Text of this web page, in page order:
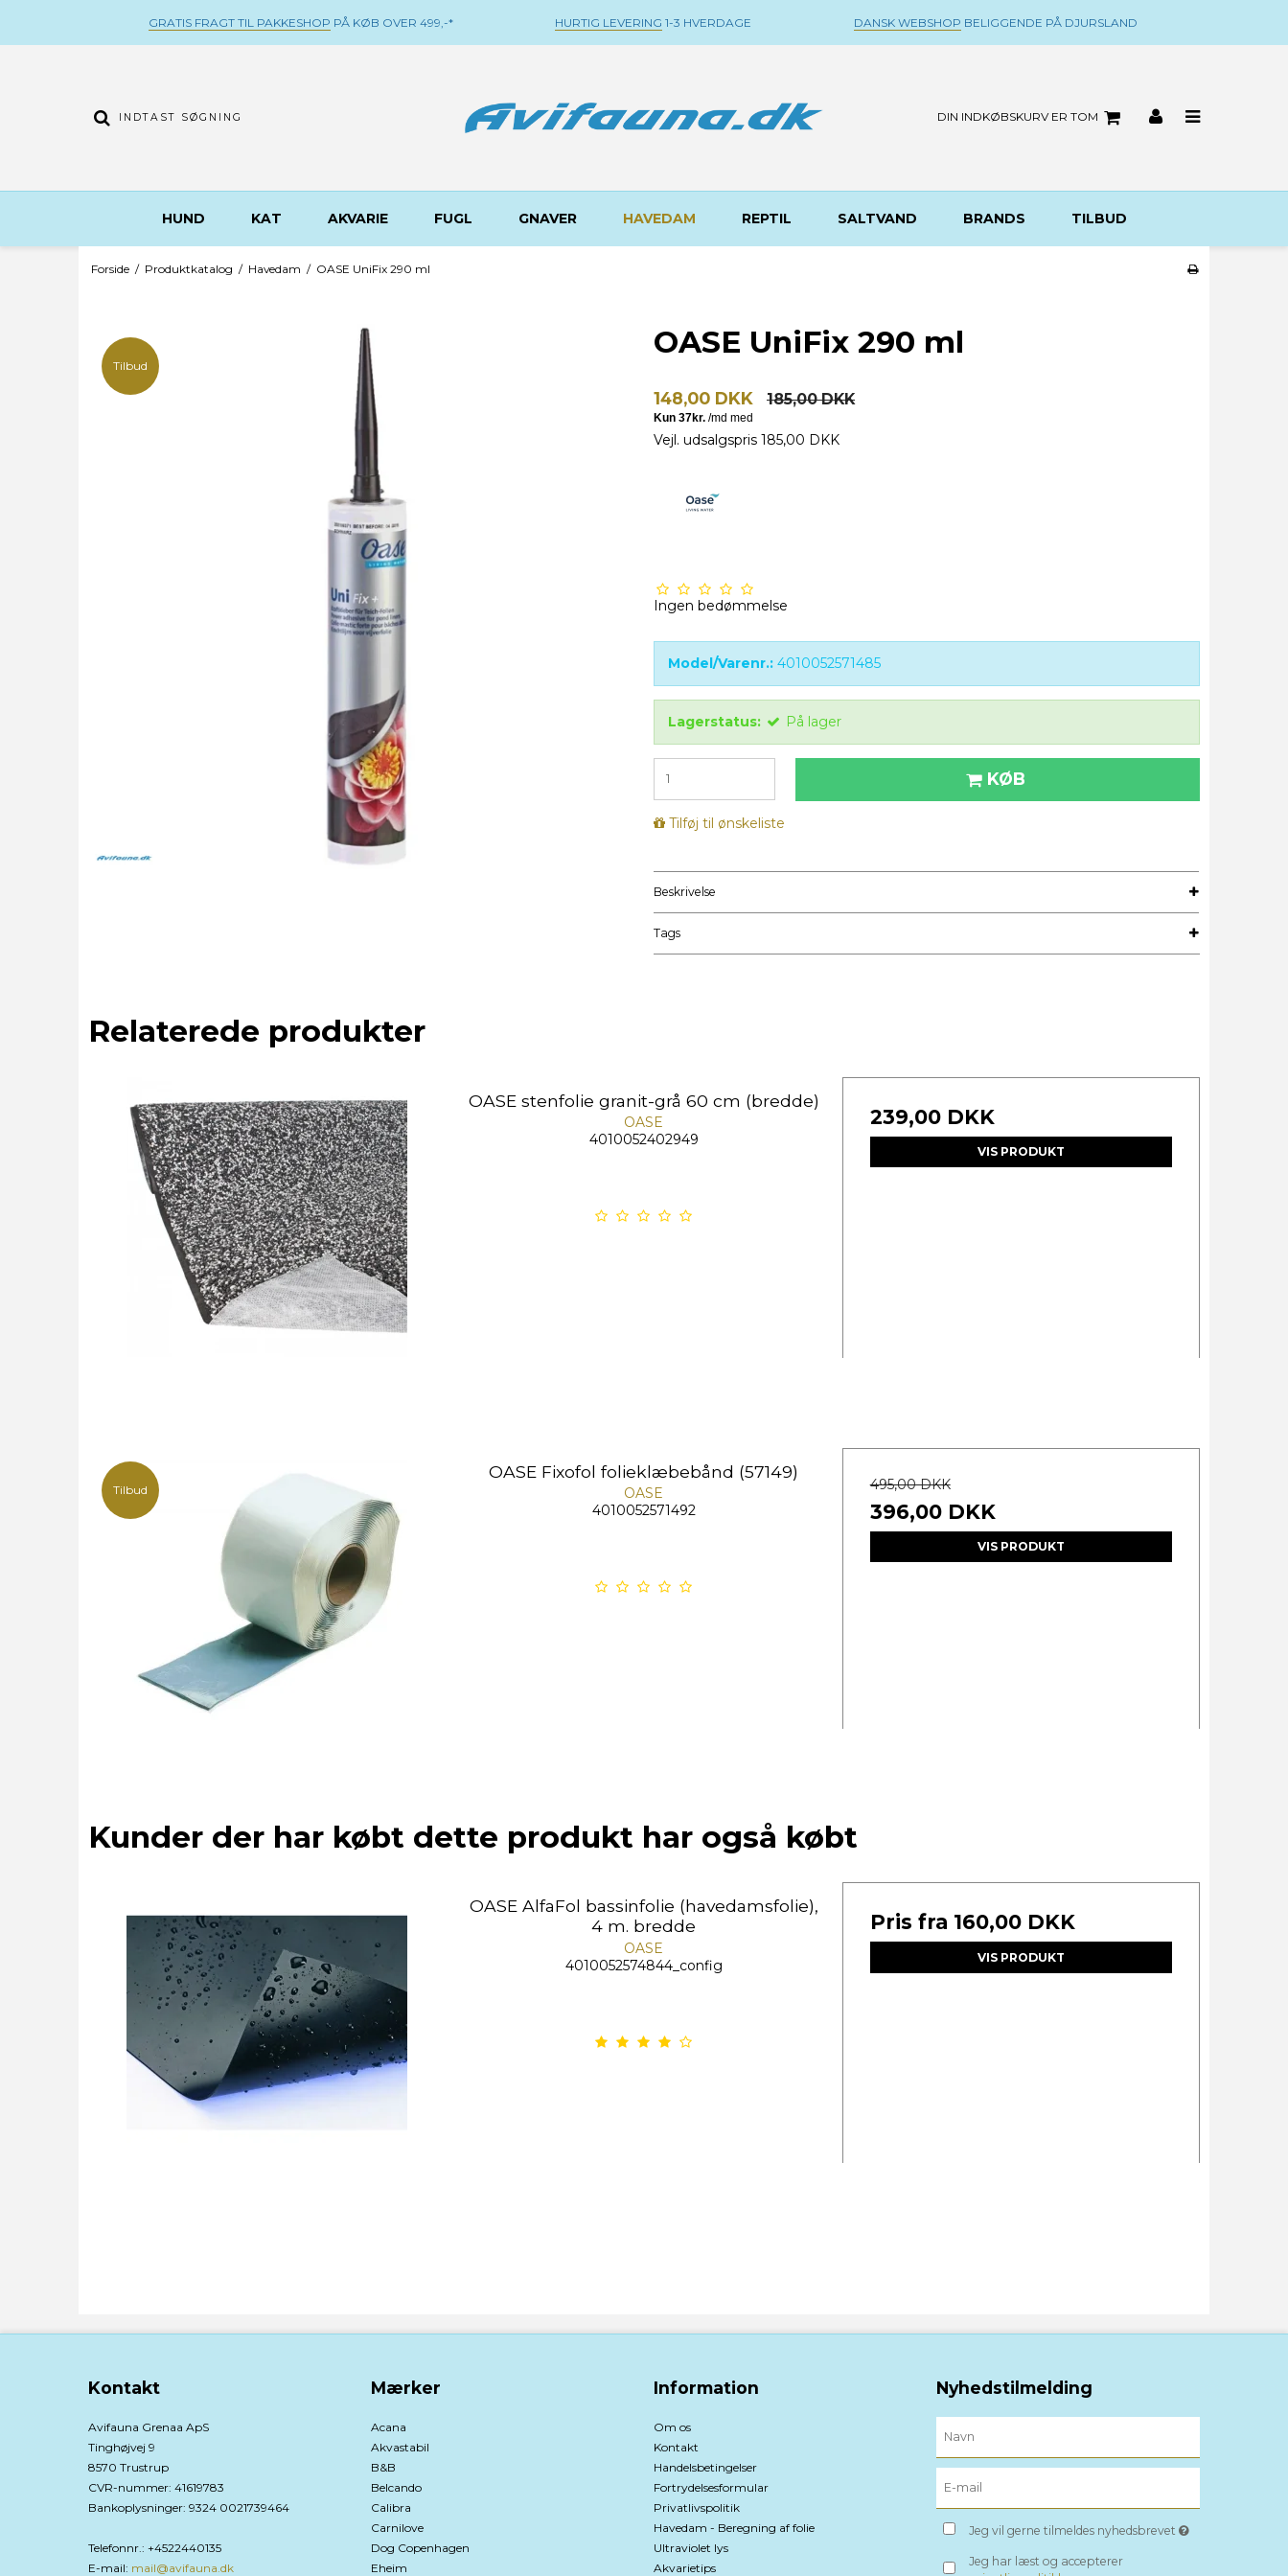
GRATIS FRAGT TIL PAKKESHOP PÅ KØB OVER 499,-* HURTIG LEVERING 1-3 HVERDAGE DANSK WEBSHOP BELIGGENDE PÅ DJURSLAND
DIN INDKØBSKURV ER TOM
HUND KAT AKVARIE FUGL GNAVER HAVEDAM REPTIL SALTVAND BRANDS TILBUD
Forside / Produktkatalog / Havedam / OASE UniFix 290 ml
Tilbud
OASE UniFix 290 ml
148,00 DKK 185,00 DKK
Vejl. udsalgspris 185,00 DKK
Ingen bedømmelse
Model/Varenr.: 4010052571485
Lagerstatus: På lager
KØB
Tilføj til ønskeliste
Beskrivelse
Tags
Relaterede produkter
OASE stenfolie granit-grå 60 cm (bredde)
OASE
4010052402949
239,00 DKK
VIS PRODUKT
Tilbud
OASE Fixofol folieklæbebånd (57149)
OASE
4010052571492
495,00 DKK
396,00 DKK
VIS PRODUKT
Kunder der har købt dette produkt har også købt
OASE AlfaFol bassinfolie (havedamsfolie),
4 m. bredde
OASE
4010052574844_config
Pris fra 160,00 DKK
VIS PRODUKT
Kontakt
Avifauna Grenaa ApS
Tinghøjvej 9
8570 Trustrup
CVR-nummer: 41619783
Bankoplysninger: 9324 0021739464
Telefonnr. : +4522440135
E-mail: mail@avifauna.dk
Mærker
Acana
Akvastabil
B&B
Belcando
Calibra
Carnilove
Dog Copenhagen
Eheim
Information
Om os
Kontakt
Handelsbetingelser
Fortrydelsesformular
Privatlivspolitik
Havedam - Beregning af folie
Ultraviolet lys
Akvarietips
Nyhedstilmelding
Jeg vil gerne tilmeldes nyhedsbrevet
Jeg har læst og accepterer